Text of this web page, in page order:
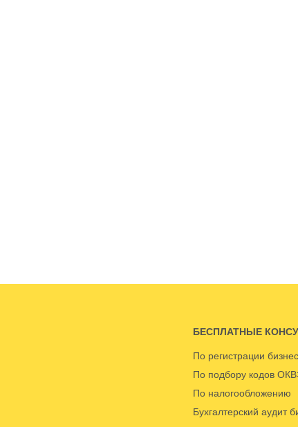
БЕСПЛАТНЫЕ
По регистрации
По подбору кодов
По налогообложению
Бухгалтерский аудит